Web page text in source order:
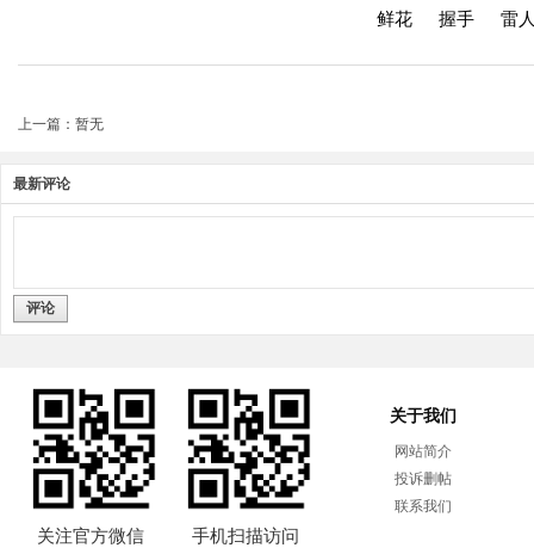
鲜花 握手 雷
上一篇：暂无
最新评论
评论
关注官方微信 手机扫描访问
关于我们
网站简介
投诉删帖
联系我们